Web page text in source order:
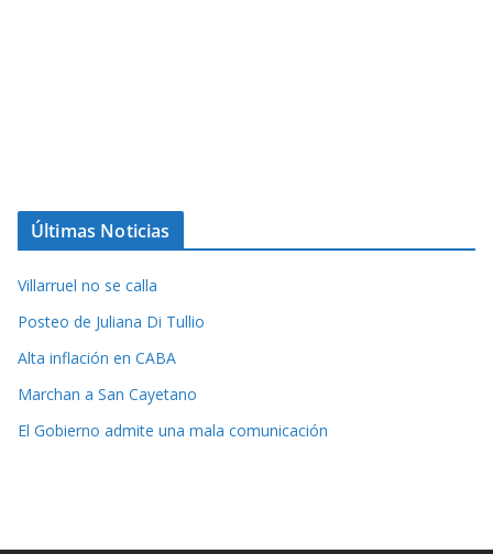
Últimas Noticias
Villarruel no se calla
Posteo de Juliana Di Tullio
Alta inflación en CABA
Marchan a San Cayetano
El Gobierno admite una mala comunicación